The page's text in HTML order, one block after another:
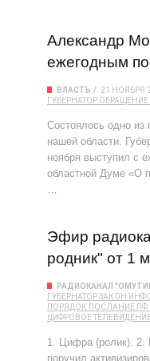
Александр
ежегодным
ВЛАСТЬ
21 НОЯБРЯ
ГУБЕРНАТОР ОБРАЩЕНИЕ
Состоялось одно из
нашей области.
ноября выступил с
областной Думе «О
…
Эфир
родник" от 1
РАДИОКАНАЛ
ГУБЕРНАТОРЗАКОН
ПОРЯДОК ПОСЛАНИЕ ПФ
ЦИФРОВОЕ
1. Цифра (ролик). 2.
поручил